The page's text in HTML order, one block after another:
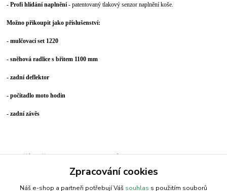
- Profi hlídání naplnění -patentovaný tlakový senzor naplnění koše.
Možno přikoupit jako příslušenství:
- mulčovací set 1220
- sněhová radlice s břitem 1100 mm
- zadní deflektor
- počítadlo moto hodin
- zadní závěs
Zboží zařazeno v kategoriích
Zpracování cookies
Náš e-shop a partneři potřebují Váš souhlas s použitím souborů